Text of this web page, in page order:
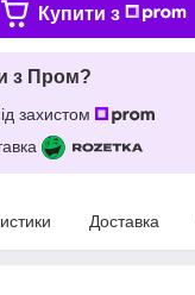
Купити з
з Пром?
захистом
Доставка